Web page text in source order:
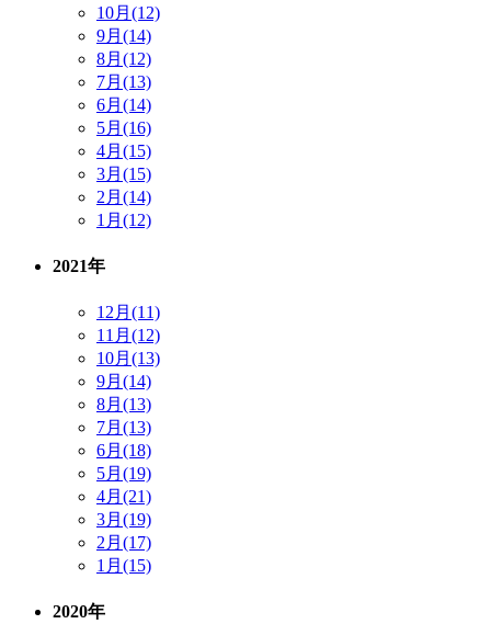
10月(12)
9月(14)
8月(12)
7月(13)
6月(14)
5月(16)
4月(15)
3月(15)
2月(14)
1月(12)
2021年
12月(11)
11月(12)
10月(13)
9月(14)
8月(13)
7月(13)
6月(18)
5月(19)
4月(21)
3月(19)
2月(17)
1月(15)
2020年